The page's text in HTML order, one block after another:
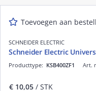
Toevoegen aan
SCHNEIDER ELECTRIC
Schneider Electric
Art.
Producttype: KSB400ZF1
€ 10,05 / STK